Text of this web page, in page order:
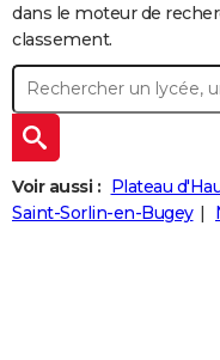
Essais
Réserver un essai
Citadines
Berlines
SUV
Forum auto
+
HIGH-TECH
BRICOLAGE
Forum
Aménagement intérieur
Extérieur
Cuisine
Salle de bains
Jardinage
Rangement
+WEEK-END
Guides de France
Escapades
Patrimoine
Expositions
Musées
Week-end nature
+
LIFESTYLE
Art de vivre
Bien-être
Loisirs
Mode
Modes de vie
+SANTE
dans le moteur de
classement.
Voir aussi : Plateau
Saint-Sorlin-en-Bugey